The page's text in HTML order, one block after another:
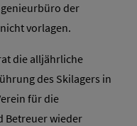
der
vorlagen.
die alljährliche
des Skilagers in
für die
Betreuer wieder